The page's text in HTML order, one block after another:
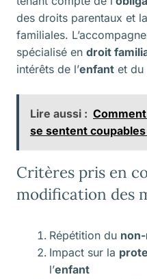
des droits parentaux et
familiales.
spécialisé en droit
intérêts de l’enfant et du
Lire aussi :
se sentent
Critères pris en
modification des
Répétition du
Impact sur la
l’enfant